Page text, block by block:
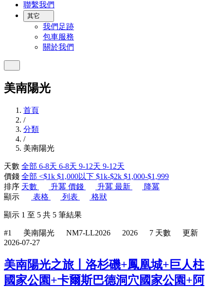
聯繫我們
其它
我們足跡
包車服務
關於我們
美南陽光
首頁
/
分類
/
美南陽光
天數 全部 6-8天 6-8天 9-12天 9-12天
價錢 全部 <$1k $1,000以下 $1k-$2k $1,000-$1,999
排序 天數 升冪 價錢 升冪 最新
降冪
顯示
表格 列表 格狀
顯示 1 至 5 共 5 筆結果
#1 美南陽光 NM7-LL2026 2026 7 天數
更新
2026-07-27
美南陽光之旅丨洛杉磯+鳳凰城+巨人柱
國家公園+卡爾斯巴德洞穴國家公園+阿